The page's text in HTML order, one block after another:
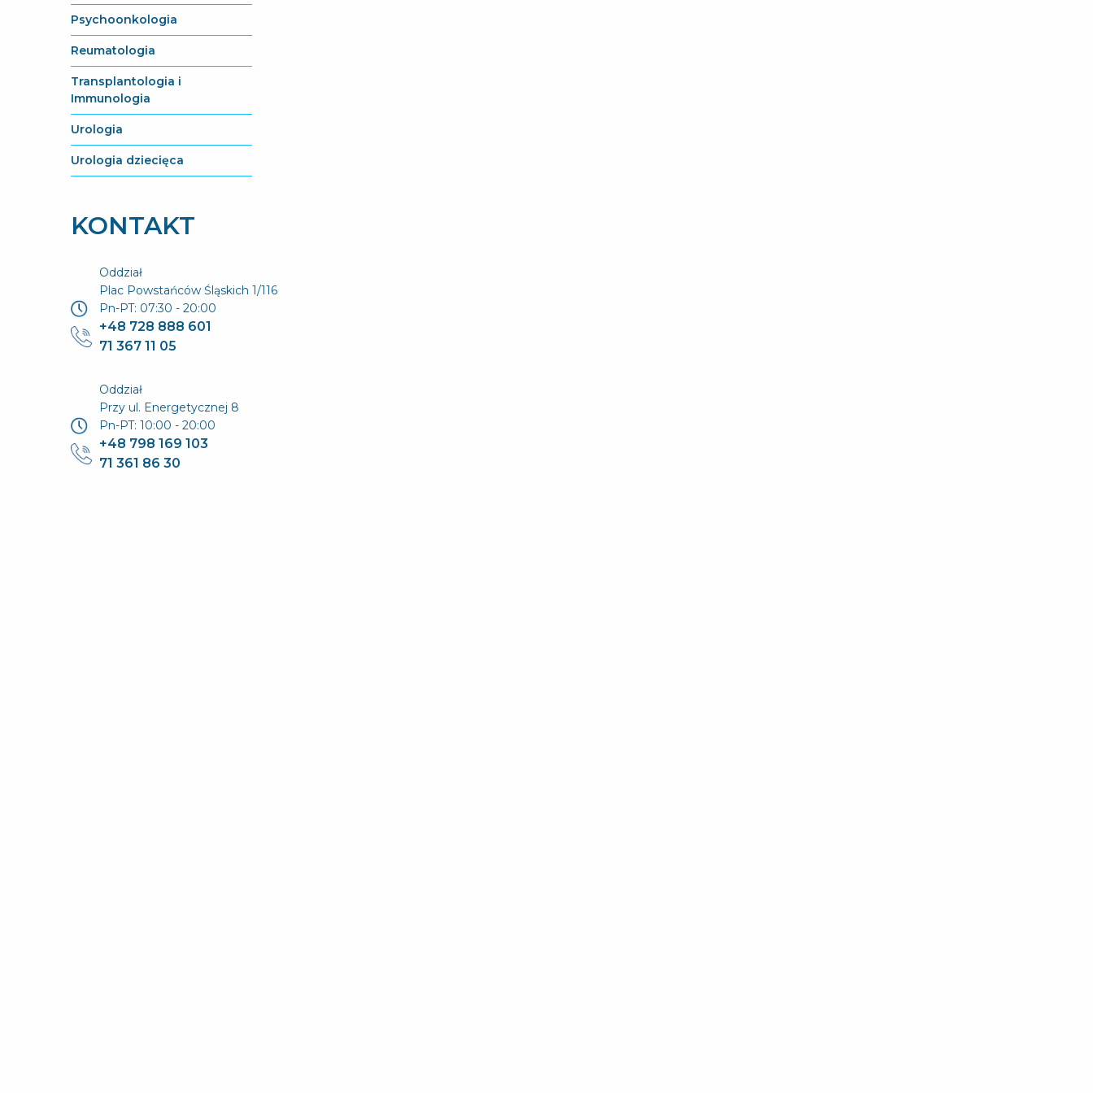
Psychoonkologia
Reumatologia
Transplantologia i
Immunologia
Urologia
Urologia dziecięca
KONTAKT
Oddział
Plac Powstańców Śląskich 1/116
Pn-PT: 07:30 - 20:00
+48 728 888 601
71 367 11 05
Oddział
Przy ul. Energetycznej 8
Pn-PT: 10:00 - 20:00
+48 798 169 103
71 361 86 30